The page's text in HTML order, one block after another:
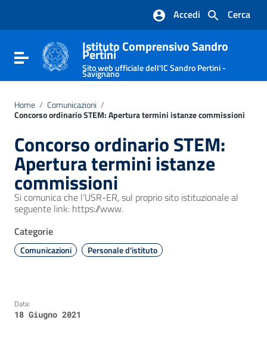
Vai al footer
Cerca
Accedi
Attiva / disattiva la navigazione
Istituto Comprensivo Sandro
Pertini
Sito web ufficiale dell'IC Sandro Pertini -
Savignano
Home / Comunicazioni /
Concorso ordinario STEM: Apertura termini istanze commissioni
Concorso ordinario STEM:
Apertura termini istanze
commissioni
Si comunica che l’USR-ER, sul proprio sito istituzionale al
seguente link: https://www.
Categorie
Comunicazioni Personale d'istituto
Data:
18 Giugno 2021